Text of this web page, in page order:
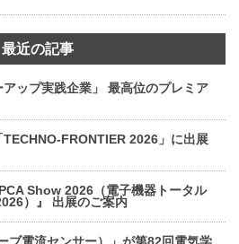
最近の記事
アップ実践企業」 最高位のプレミア
FRONTIER 2026」に出展
Show 2026（電子機器トータル
）』 出展のご案内